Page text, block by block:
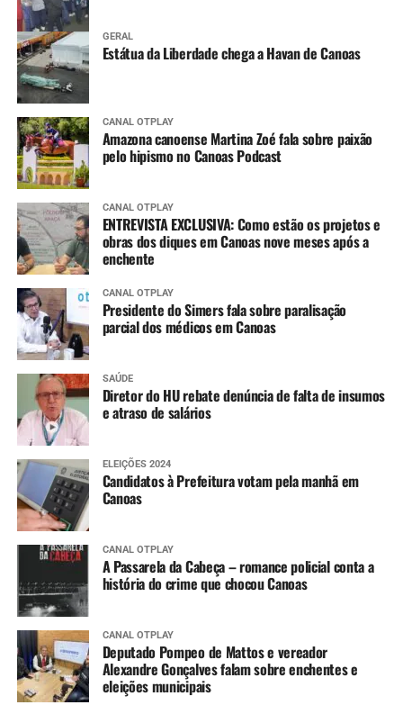
GERAL
Estátua da Liberdade chega a Havan de Canoas
CANAL OTPLAY
Amazona canoense Martina Zoé fala sobre paixão
pelo hipismo no Canoas Podcast
CANAL OTPLAY
ENTREVISTA EXCLUSIVA: Como estão os projetos e
obras dos diques em Canoas nove meses após a
enchente
CANAL OTPLAY
Presidente do Simers fala sobre paralisação
parcial dos médicos em Canoas
SAÚDE
Diretor do HU rebate denúncia de falta de insumos
e atraso de salários
ELEIÇÕES 2024
Candidatos à Prefeitura votam pela manhã em
Canoas
CANAL OTPLAY
A Passarela da Cabeça – romance policial conta a
história do crime que chocou Canoas
CANAL OTPLAY
Deputado Pompeo de Mattos e vereador
Alexandre Gonçalves falam sobre enchentes e
eleições municipais